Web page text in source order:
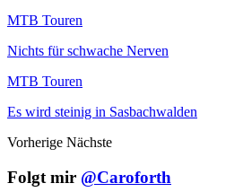
MTB Touren
Nichts für schwache Nerven
MTB Touren
Es wird steinig in Sasbachwalden
Vorherige Nächste
Folgt mir @Caroforth